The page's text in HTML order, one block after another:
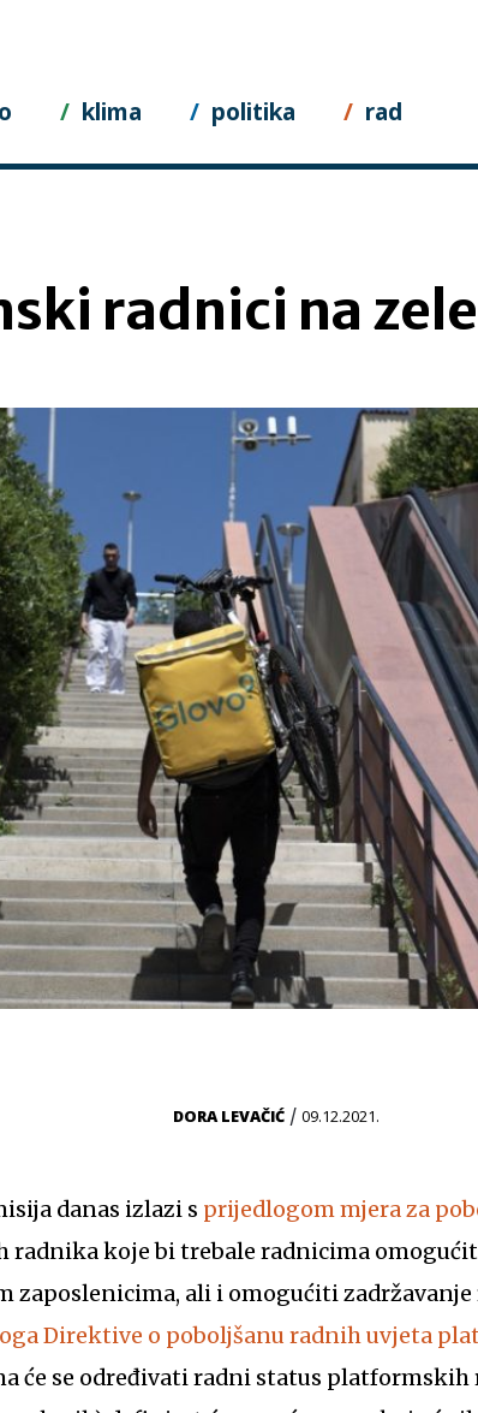
klima politika rad
radnici na
DORA LEVAČIĆ / 09.12.2021.
danas izlazi s prijedlogom mjera za
koje bi trebale radnicima
zaposlenicima, ali i omogućiti
Direktive o poboljšanu radnih uvjeta
će se određivati radni status platformskih